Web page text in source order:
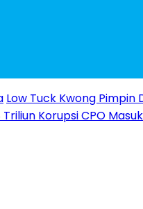
Low Tuck Kwong
Triliun Korupsi CPO